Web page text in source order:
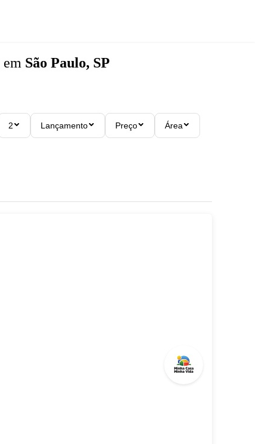
em São Paulo, SP
2 Lançamento Preço Área